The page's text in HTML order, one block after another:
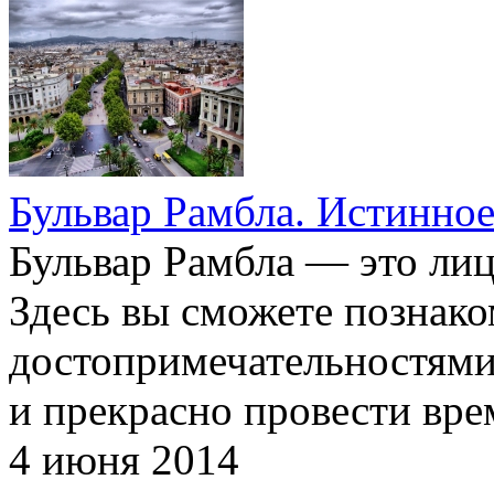
Бульвар Рамбла.
Бульвар Рамбла — это
Здесь вы сможете
и прекрасно провести
4 июня 2014